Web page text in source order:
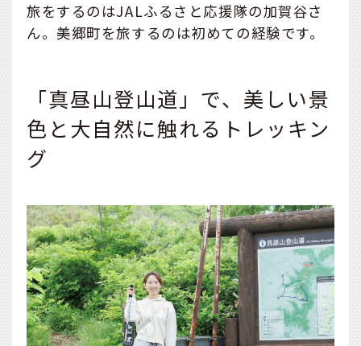
旅をするのはJALふるさと応援隊の加賀谷さ
ん。美郷町を旅するのは初めての経験です。
「真昼山登山道」で、美しい景
色と大自然に触れるトレッキン
グ